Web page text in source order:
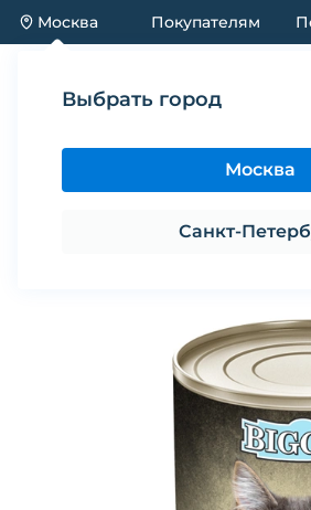
Москва
Выбрать город
Москва
Санкт-
Покупателям
Каталог Корма Корм
Корм влажный для
В избранное